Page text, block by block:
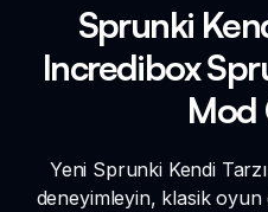
Sprunki
Incredibox
Mod
Yeni Sprunki Kendi
deneyimleyin, klasik oyun